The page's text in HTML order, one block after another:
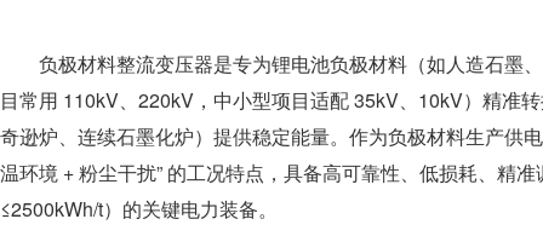
负极材料整流变压器是专为锂电池负极材料（如人造石墨
目常用 110kV、220kV，中小型项目适配 35kV、10kV）精准
奇逊炉、连续石墨化炉）提供稳定能量。作为负极材料生产供
温环境 + 粉尘干扰” 的工况特点，具备高可靠性、低损耗、精
≤2500kWh/t）的关键电力装备。